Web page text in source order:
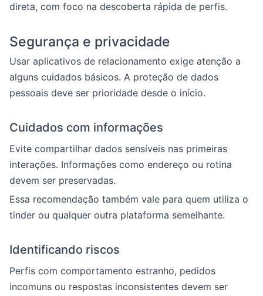
direta, com foco na descoberta rápida de perfis.
Segurança e privacidade
Usar aplicativos de relacionamento exige atenção a
alguns cuidados básicos. A proteção de dados
pessoais deve ser prioridade desde o início.
Cuidados com informações
Evite compartilhar dados sensíveis nas primeiras
interações. Informações como endereço ou rotina
devem ser preservadas.
Essa recomendação também vale para quem utiliza o
tinder ou qualquer outra plataforma semelhante.
Identificando riscos
Perfis com comportamento estranho, pedidos
incomuns ou respostas inconsistentes devem ser